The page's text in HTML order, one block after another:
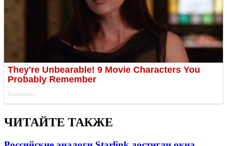
ЧИТАЙТЕ ТАКЖЕ